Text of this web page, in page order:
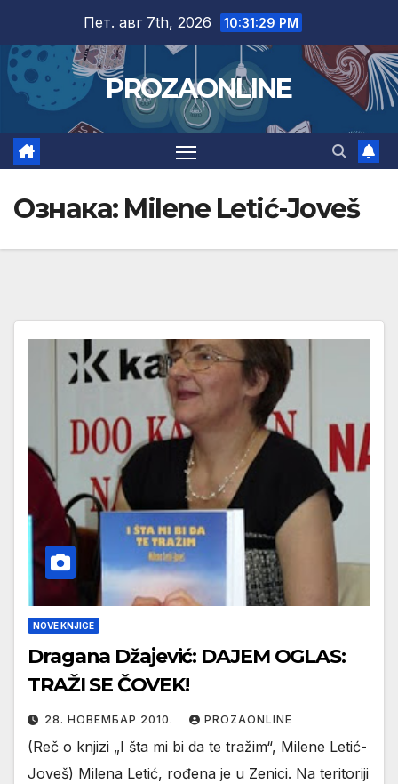
content
Пет. авг 7th, 2026 10:31:30 PM
PROZAONLINE
Ознака: Milene Letić-Joveš
NOVE KNJIGE
Dragana Džajević: DAJEM OGLAS:
TRAŽI SE ČOVEK!
28. НОВЕМБАР 2010. PROZAONLINE
(Reč o knjizi „I šta mi bi da te tražim“, Milene Letić-
Joveš) Milena Letić, rođena je u Zenici. Na teritoriji